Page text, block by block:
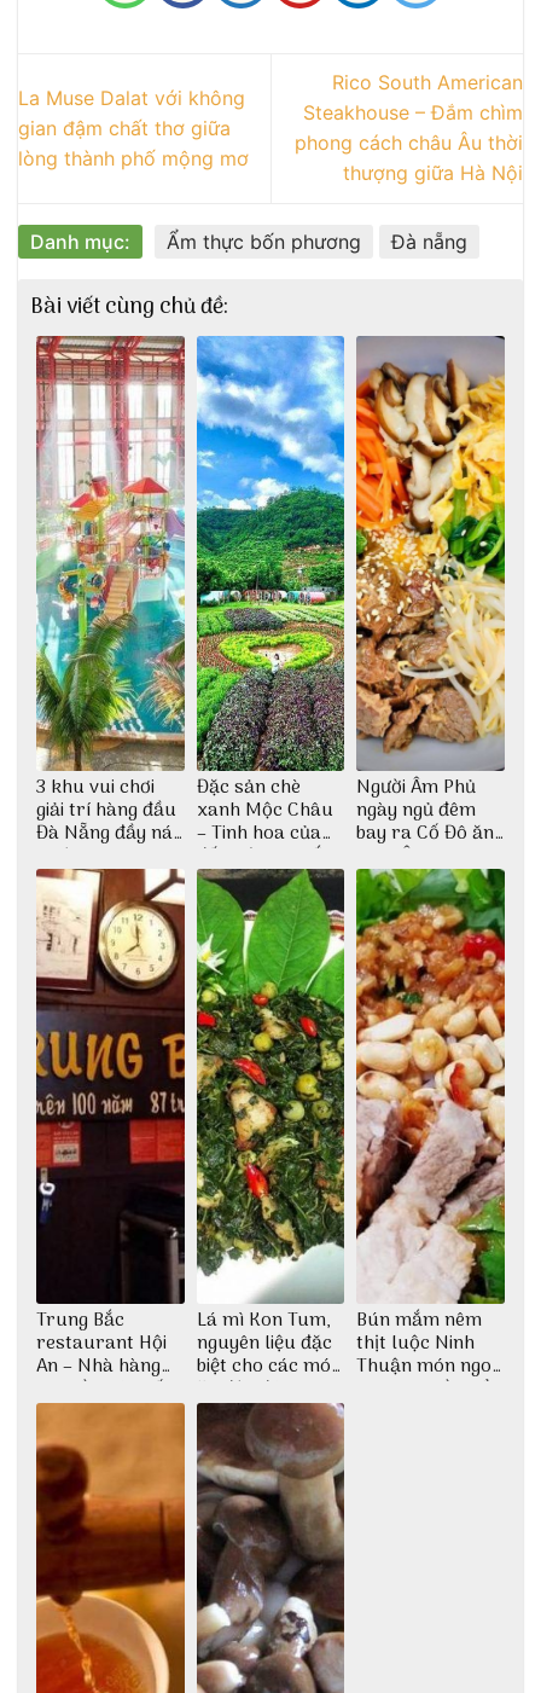
La Muse Dalat với không
gian đậm chất thơ giữa
lòng thành phố mộng mơ
Rico South American
Steakhouse – Đắm chìm
phong cách châu Âu thời
thượng giữa Hà Nội
Danh mục: Ẩm thực bốn phương Đà nẵng
Bài viết cùng chủ đề:
3 khu vui chơi
giải trí hàng đầu
Đà Nẵng đầy náo
nhiệt
Đặc sản chè
xanh Mộc Châu
– Tinh hoa của
đất trời Tây Bắc
Người Âm Phủ
ngày ngủ đêm
bay ra Cố Đô ăn
Cơm Âm Phủ
Huế
Trung Bắc
restaurant Hội
An – Nhà hàng
cao lầu có thiết
kế vô cùng ấn
tượng giữa lòng
phố Hội
Lá mì Kon Tum,
nguyên liệu đặc
biệt cho các món
ăn độc đáo
Bún mắm nêm
thịt luộc Ninh
Thuận món ngon
dân dã miền biển